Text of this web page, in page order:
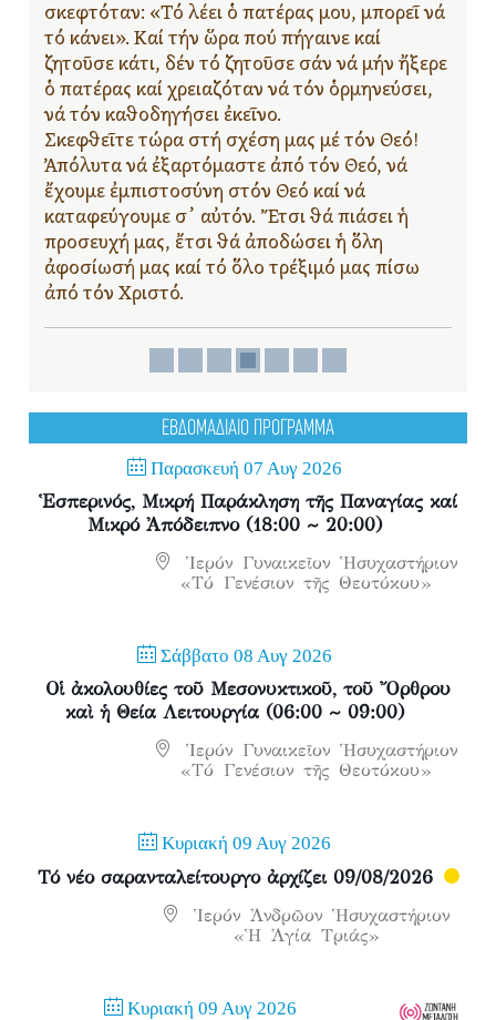
σκεφτόταν: «Τό λέει ὁ πατέρας μου, μπορεῖ νά
τό κάνει». Καί τήν ὥρα πού πήγαινε καί
ζητοῦσε κάτι, δέν τό ζητοῦσε σάν νά μήν ἤξερε
ὁ πατέρας καί χρειαζόταν νά τόν ὁρμηνεύσει,
νά τόν καθοδηγήσει ἐκεῖνο.
Σκεφθεῖτε τώρα στή σχέση μας μέ τόν Θεό!
Ἀπόλυτα νά ἐξαρτόμαστε ἀπό τόν Θεό, νά
ἔχουμε ἐμπιστοσύνη στόν Θεό καί νά
καταφεύγουμε σ᾿ αὐτόν. Ἔτσι θά πιάσει ἡ
προσευχή μας, ἔτσι θά ἀποδώσει ἡ ὅλη
ἀφοσίωσή μας καί τό ὅλο τρέξιμό μας πίσω
ἀπό τόν Χριστό.
ΕΒΔΟΜΑΔΙΑΙΟ ΠΡΟΓΡΑΜΜΑ
Παρασκευή 07 Αυγ 2026
Ἑσπερινός, Μικρή Παράκληση τῆς Παναγίας καί
Μικρό Ἀπόδειπνο (18:00 ~ 20:00)
Ἱερόν Γυναικεῖον Ἡσυχαστήριον
«Τό Γενέσιον τῆς Θεοτόκου»
Σάββατο 08 Αυγ 2026
Οἱ ἀκολουθίες τοῦ Μεσονυκτικοῦ, τοῦ Ὄρθρου
καὶ ἡ Θεία Λειτουργία (06:00 ~ 09:00)
Ἱερόν Γυναικεῖον Ἡσυχαστήριον
«Τό Γενέσιον τῆς Θεοτόκου»
Κυριακή 09 Αυγ 2026
Τό νέο σαρανταλείτουργο ἀρχίζει 09/08/2026
Ἱερόν Ἀνδρῶον Ἡσυχαστήριον
«Ἡ Ἁγία Τριάς»
Κυριακή 09 Αυγ 2026